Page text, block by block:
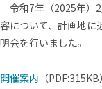
令和7年（2025年）
容について、計画地に
明会を行いました。
開催案内 （